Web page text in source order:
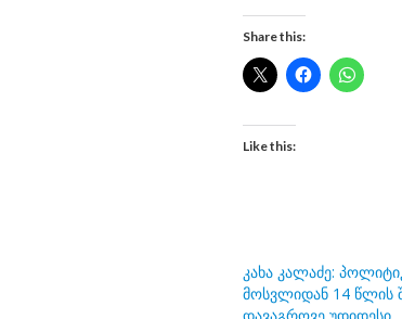
Share this:
Like this:
კახა კალაძე:
მოსვლიდან 14 წლის